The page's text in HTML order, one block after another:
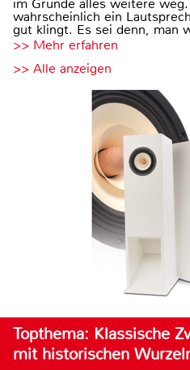
im Grunde alles weitere
wahrscheinlich ein
gut klingt. Es sei denn, man
>> Mehr erfahren
>> Alle anzeigen
Topthema: Klassische
mit historischen